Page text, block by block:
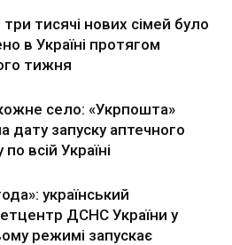
тисячі нових сімей було
в Україні протягом
тижня
село: «Укрпошта»
дату запуску аптечного
по всій Україні
український
ДСНС України у
режимі запускає